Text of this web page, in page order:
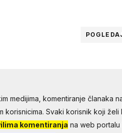
medijima, komentiranje članaka
korisnicima. Svaki korisnik koji želi
komentiranja na web portalu